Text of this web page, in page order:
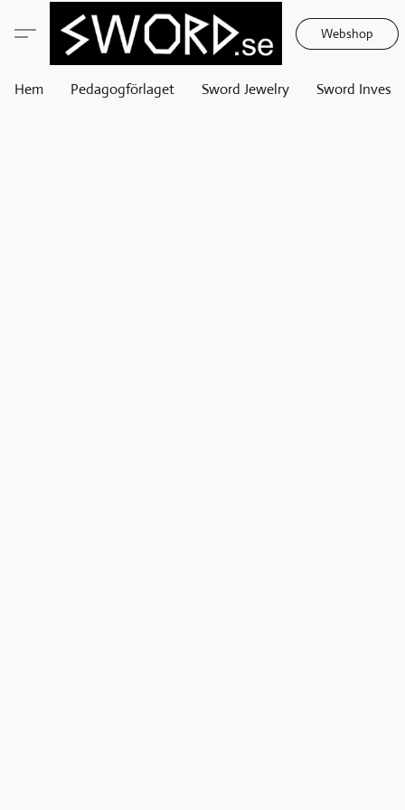
Webshop
Hem Pedagogförlaget Sword Jewelry Sword Invest